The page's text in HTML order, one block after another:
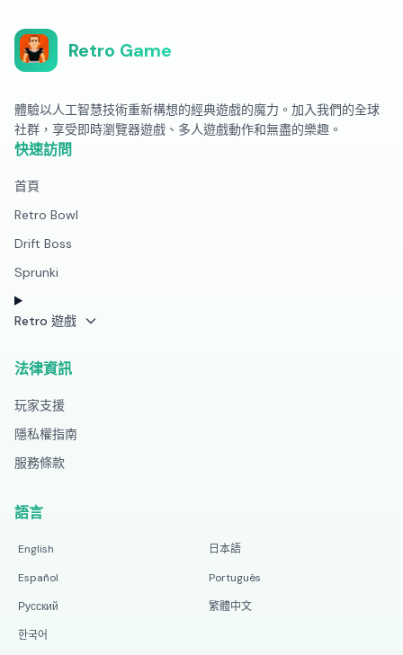
Retro Game
體驗以人工智慧技術重新構想的經典遊戲的魔力。加入我們的全球
社群，享受即時瀏覽器遊戲、多人遊戲動作和無盡的樂趣。
快速訪問
首頁
Retro Bowl
Drift Boss
Sprunki
Retro 遊戲
法律資訊
玩家支援
隱私權指南
服務條款
語言
English
日本語
Español
Português
Русский
繁體中文
한국어